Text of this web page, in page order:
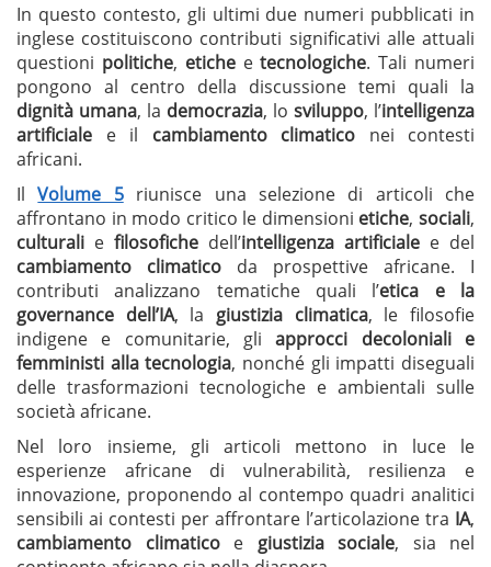
In questo contesto, gli ultimi due numeri pubblicati in
inglese costituiscono contributi significativi alle attuali
questioni politiche, eticheetecnologiche. Tali numeri
pongono al centro della discussione temi quali la
dignità umana, la democrazia, lo sviluppo, l’intelligenza
artificiale e il cambiamento climatico nei contesti
africani.
IlVolume 5riunisce una selezione di articoli che
affrontano in modo critico le dimensioni etiche,sociali,
culturali e filosofiche dell’intelligenza artificiale e del
cambiamento climatico da prospettive africane. I
contributi analizzano tematiche quali l’etica e la
governance dell’IA, la giustizia climatica, le filosofie
indigene e comunitarie, gliapprocci decoloniali e
femministi alla tecnologia, nonché gli impatti diseguali
delle trasformazioni tecnologiche e ambientali sulle
società africane.
Nel loro insieme, gli articoli mettono in luce le
esperienze africane di vulnerabilità, resilienza e
innovazione, proponendo al contempo quadri analitici
sensibili ai contesti per affrontare l’articolazione tra IA,
cambiamento climaticoe giustizia sociale, sia nel